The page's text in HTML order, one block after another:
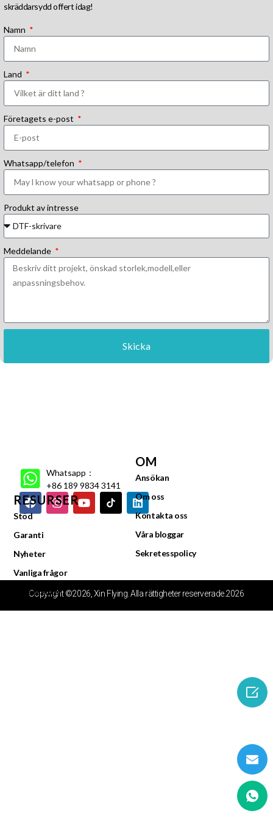
skräddarsydd offert idag!
Namn
Land
Företagets e-post
Whatsapp/telefon
Produkt av intresse
Meddelande
Skicka
Whatsapp：
+86 189 9834 3141
RESURSER
Stöd
Garanti
Nyheter
Vanliga frågor
Videocenter
OM
Ansökan
Om oss
Kontakta oss
Våra bloggar
Sekretesspolicy
Copyright ©2026, Xin Flying. Alla rättigheter reserverade.2026
